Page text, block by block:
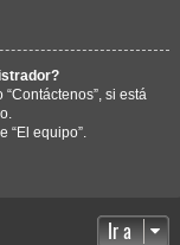
si está
“El equipo”.
Ir a